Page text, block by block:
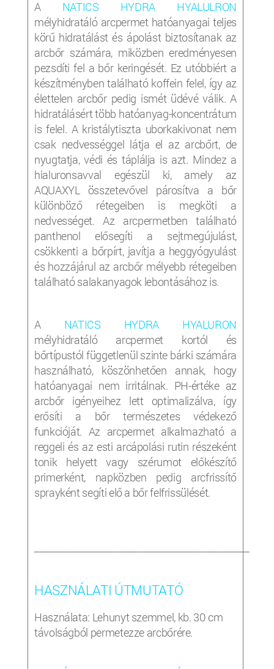
A NATICS HYDRA HYALULRON
mélyhidratáló arcpermet hatóanyagai teljes
körű hidratálást és ápolást biztosítanak az
arcbőr számára, miközben eredményesen
pezsdíti fel a bőr keringését. Ez utóbbiért a
készítményben található koffein felel, így az
élettelen arcbőr pedig ismét üdévé válik. A
hidratálásért több hatóanyag-koncentrátum
is felel. A kristálytiszta uborkakivonat nem
csak nedvességgel látja el az arcbőrt, de
nyugtatja, védi és táplálja is azt. Mindez a
hialuronsavval egészül ki, amely az
AQUAXYL összetevővel párosítva a bőr
különböző rétegeiben is megköti a
nedvességet. Az arcpermetben található
panthenol elősegíti a sejtmegújulást,
csökkenti a bőrpírt, javítja a heggyógyulást
és hozzájárul az arcbőr mélyebb rétegeiben
található salakanyagok lebontásához is.
A NATICS HYDRA HYALURON
mélyhidratáló arcpermet kortól és
bőrtípustól függetlenül szinte bárki számára
használható, köszönhetően annak, hogy
hatóanyagai nem irritálnak. PH-értéke az
arcbőr igényeihez lett optimalizálva, így
erősíti a bőr természetes védekező
funkcióját. Az arcpermet alkalmazható a
reggeli és az esti arcápolási rutin részeként
tonik helyett vagy szérumot előkészítő
primerként, napközben pedig arcfrissítő
sprayként segíti elő a bőr felfrissülését.
HASZNÁLATI ÚTMUTATÓ
Használata: Lehunyt szemmel, kb. 30 cm
távolságból permetezze arcbőrére.